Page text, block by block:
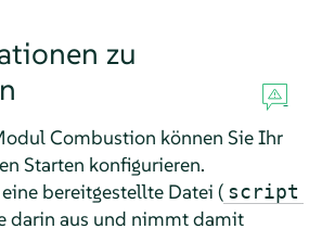
zu
Combustion können Sie Ihr
Starten konfigurieren.
bereitgestellte Datei ( script
darin aus und nimmt damit